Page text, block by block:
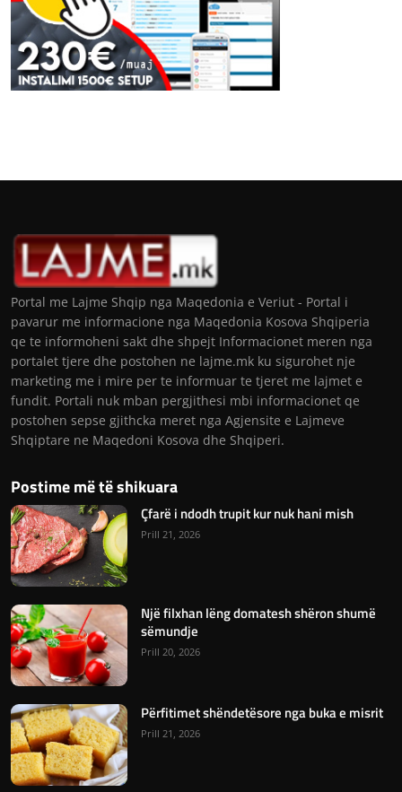
Portal me Lajme Shqip nga Maqedonia e Veriut - Portal i
pavarur me informacione nga Maqedonia Kosova Shqiperia
qe te informoheni sakt dhe shpejt Informacionet meren nga
portalet tjere dhe postohen ne lajme.mk ku sigurohet nje
marketing me i mire per te informuar te tjeret me lajmet e
fundit. Portali nuk mban pergjithesi mbi informacionet qe
postohen sepse gjithcka meret nga Agjensite e Lajmeve
Shqiptare ne Maqedoni Kosova dhe Shqiperi.
Postime më të shikuara
Çfarë i ndodh trupit kur nuk hani mish
Prill 21, 2026
Një filxhan lëng domatesh shëron shumë
sëmundje
Prill 20, 2026
Përfitimet shëndetësore nga buka e misrit
Prill 21, 2026